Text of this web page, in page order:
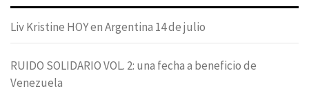
Liv Kristine HOY en Argentina 14 de julio
RUIDO SOLIDARIO VOL. 2: una fecha a beneficio de
Venezuela